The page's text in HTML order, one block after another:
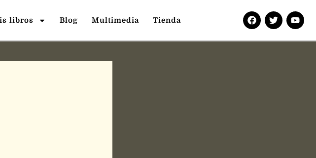
libros Blog Multimedia Tienda